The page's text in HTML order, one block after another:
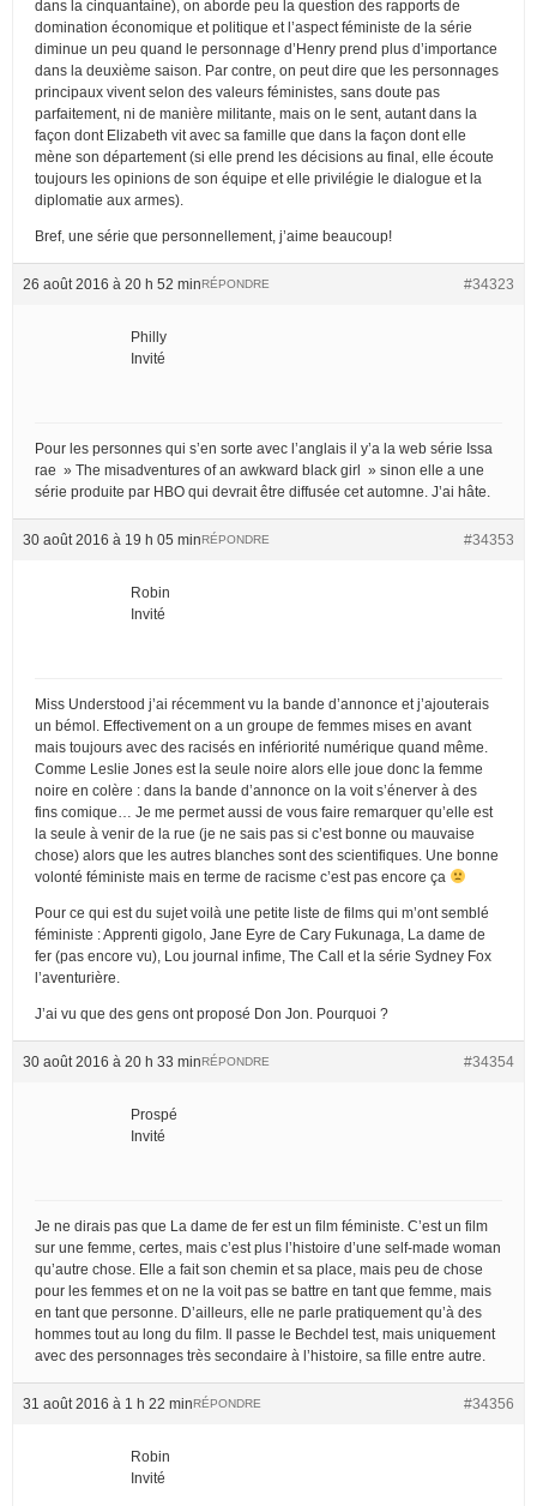
dans la cinquantaine), on aborde peu la question des rapports de
domination économique et politique et l’aspect féministe de la série
diminue un peu quand le personnage d’Henry prend plus d’importance
dans la deuxième saison. Par contre, on peut dire que les personnages
principaux vivent selon des valeurs féministes, sans doute pas
parfaitement, ni de manière militante, mais on le sent, autant dans la
façon dont Elizabeth vit avec sa famille que dans la façon dont elle
mène son département (si elle prend les décisions au final, elle écoute
toujours les opinions de son équipe et elle privilégie le dialogue et la
diplomatie aux armes).
Bref, une série que personnellement, j’aime beaucoup!
26 août 2016 à 20 h 52 min #34323
RÉPONDRE
Philly
Invité
Pour les personnes qui s’en sorte avec l’anglais il y’a la web série Issa
rae » The misadventures of an awkward black girl » sinon elle a une
série produite par HBO qui devrait être diffusée cet automne. J’ai hâte.
30 août 2016 à 19 h 05 min #34353
RÉPONDRE
Robin
Invité
Miss Understood j’ai récemment vu la bande d’annonce et j’ajouterais
un bémol. Effectivement on a un groupe de femmes mises en avant
mais toujours avec des racisés en infériorité numérique quand même.
Comme Leslie Jones est la seule noire alors elle joue donc la femme
noire en colère : dans la bande d’annonce on la voit s’énerver à des
fins comique… Je me permet aussi de vous faire remarquer qu’elle est
la seule à venir de la rue (je ne sais pas si c’est bonne ou mauvaise
chose) alors que les autres blanches sont des scientifiques. Une bonne
volonté féministe mais en terme de racisme c’est pas encore ça
Pour ce qui est du sujet voilà une petite liste de films qui m’ont semblé
féministe : Apprenti gigolo, Jane Eyre de Cary Fukunaga, La dame de
fer (pas encore vu), Lou journal infime, The Call et la série Sydney Fox
l’aventurière.
J’ai vu que des gens ont proposé Don Jon. Pourquoi ?
30 août 2016 à 20 h 33 min #34354
RÉPONDRE
Prospé
Invité
Je ne dirais pas que La dame de fer est un film féministe. C’est un film
sur une femme, certes, mais c’est plus l’histoire d’une self-made woman
qu’autre chose. Elle a fait son chemin et sa place, mais peu de chose
pour les femmes et on ne la voit pas se battre en tant que femme, mais
en tant que personne. D’ailleurs, elle ne parle pratiquement qu’à des
hommes tout au long du film. Il passe le Bechdel test, mais uniquement
avec des personnages très secondaire à l’histoire, sa fille entre autre.
31 août 2016 à 1 h 22 min #34356
RÉPONDRE
Robin
Invité